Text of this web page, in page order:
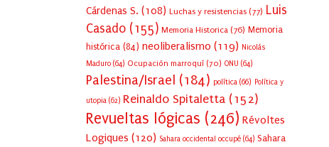
Cárdenas S. (108) Luchas y resistencias (77) Luis
Casado (155) Memoria Historica (76) Memoria
histórica (84) neoliberalismo (119) Nicolás
Maduro (64) Ocupación marroquí (70) ONU (64)
Palestina/Israel (184) política (66) Política y
utopia (62) Reinaldo Spitaletta (152)
Revueltas lógicas (246) Révoltes
Logiques (120) Sahara occidental occupé (64) Sahara